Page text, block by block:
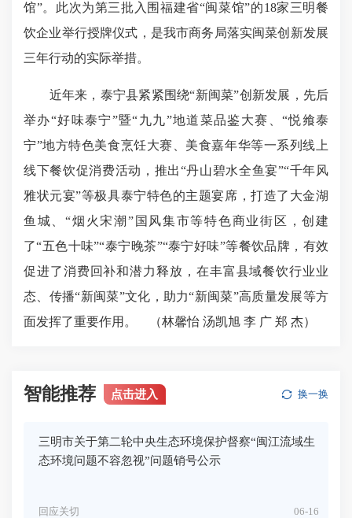
馆”。此次为第三批入围福建省“闽菜馆”的18家三明餐
饮企业举行授牌仪式，是我市商务局落实闽菜创新发展
三年行动的实际举措。
近年来，泰宁县紧紧围绕“新闽菜”创新发展，先后
举办“好味泰宁”暨“九九”地道菜品鉴大赛、“悦飨泰
宁”地方特色美食烹饪大赛、美食嘉年华等一系列线上
线下餐饮促消费活动，推出“丹山碧水全鱼宴”“千年风
雅状元宴”等极具泰宁特色的主题宴席，打造了大金湖
鱼城、“烟火宋潮”国风集市等特色商业街区，创建
了“五色十味”“泰宁晚茶”“泰宁好味”等餐饮品牌，有效
促进了消费回补和潜力释放，在丰富县域餐饮行业业
态、传播“新闽菜”文化，助力“新闽菜”高质量发展等方
面发挥了重要作用。
（林馨怡 汤凯旭 李 广 郑 杰）
智能推荐 点击进入 换一换
三明市关于第二轮中央生态环境保护督察“闽江流域生
态环境问题不容忽视”问题销号公示
06-16
回应关切